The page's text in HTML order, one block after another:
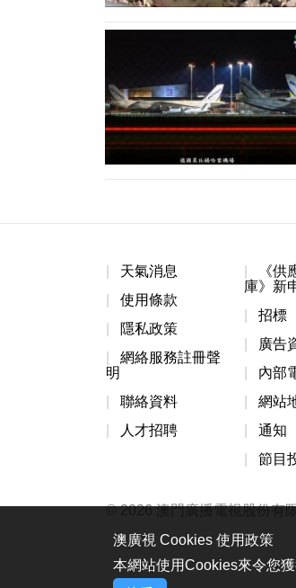
天氣消息
使用條款
隱私政策
網絡服務註冊聲
明
聯絡資料
人才招聘
《供
庫》新
招標
廣告
內部
網站
通知
節目
© 2026 澳門廣播電視股份有
澳廣視 Cookies 使用政策
本網站使用Cookies來令您